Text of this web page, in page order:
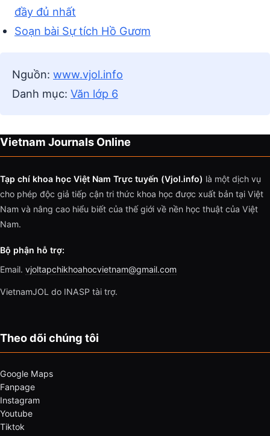
đầy đủ nhất
Soạn bài Sự tích Hồ Gươm
Nguồn: www.vjol.info
Danh mục: Văn lớp 6
Vietnam Journals Online
Tạp chí khoa học Việt Nam Trực tuyến (Vjol.info) là một dịch vụ
cho phép độc giả tiếp cận tri thức khoa học được xuất bản tại Việt
Nam và nâng cao hiểu biết của thế giới về nền học thuật của Việt
Nam.
Bộ phận hỗ trợ:
Email. vjoltapchikhoahocvietnam@gmail.com
VietnamJOL do INASP tài trợ.
Theo dõi chúng tôi
Google Maps
Fanpage
Instagram
Youtube
Tiktok